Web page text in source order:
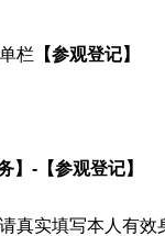
栏 【参观登记】
】-【参观登记】
真实填写本人有